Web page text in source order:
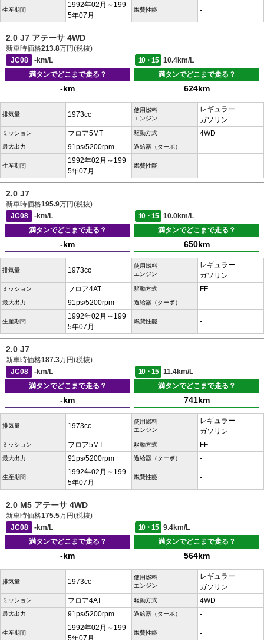
生産期間
1992年02月～199
5年07月
燃費性能 -
2.0 J7 アテーサ 4WD
新車時価格213.8万円(税抜)
JC08
-km/L 10・15
10.4km/L
満タンでどこまで走る？
-km
満タンでどこまで走る？
624km
排気量 1973cc
使用燃料
エンジン
レギュラー
ガソリン
ミッション フロア5MT 駆動方式 4WD
最大出力 91ps/5200rpm 過給器（ターボ） -
生産期間
1992年02月～199
5年07月
燃費性能 -
2.0 J7
新車時価格195.9万円(税抜)
JC08
-km/L 10・15
10.0km/L
満タンでどこまで走る？
-km
満タンでどこまで走る？
650km
排気量 1973cc
使用燃料
エンジン
レギュラー
ガソリン
ミッション フロア4AT 駆動方式 FF
最大出力 91ps/5200rpm 過給器（ターボ） -
生産期間
1992年02月～199
5年07月
燃費性能 -
2.0 J7
新車時価格187.3万円(税抜)
JC08
-km/L 10・15
11.4km/L
満タンでどこまで走る？
-km
満タンでどこまで走る？
741km
排気量 1973cc
使用燃料
エンジン
レギュラー
ガソリン
ミッション フロア5MT 駆動方式 FF
最大出力 91ps/5200rpm 過給器（ターボ） -
生産期間
1992年02月～199
5年07月
燃費性能 -
2.0 M5 アテーサ 4WD
新車時価格175.5万円(税抜)
JC08
-km/L 10・15
9.4km/L
満タンでどこまで走る？
-km
満タンでどこまで走る？
564km
排気量 1973cc
使用燃料
エンジン
レギュラー
ガソリン
ミッション フロア4AT 駆動方式 4WD
最大出力 91ps/5200rpm 過給器（ターボ） -
生産期間
1992年02月～199
燃費性能 -